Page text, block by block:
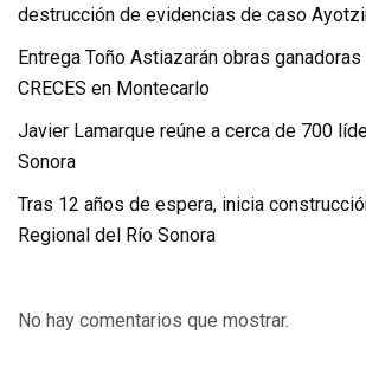
destrucción de evidencias de caso
Entrega Toño Astiazarán obras
CRECES en Montecarlo
Javier Lamarque reúne a cerca de 700
Sonora
Tras 12 años de espera, inicia
Regional del Río Sonora
No hay comentarios que mostrar.